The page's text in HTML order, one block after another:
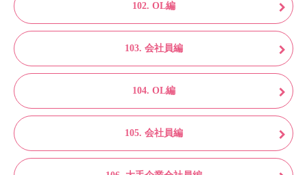
102. OL編
103. 会社員編
104. OL編
105. 会社員編